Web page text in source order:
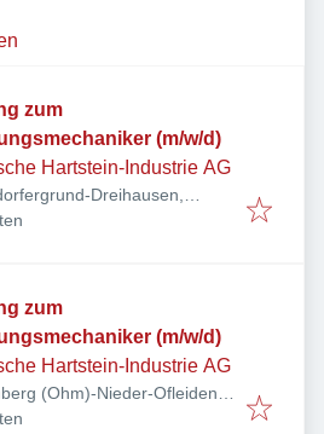
zum
(m/w/d)
Hartstein-Industrie AG
Dreihausen,
:
zum
(m/w/d)
Hartstein-Industrie AG
(Ohm)-Nieder-Ofleiden,
: